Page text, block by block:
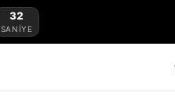
31
SANIYE